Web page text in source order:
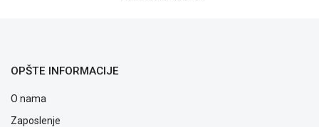
OPŠTE INFORMACIJE
O nama
Zaposlenje